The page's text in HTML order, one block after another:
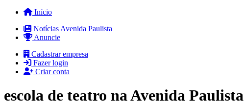
Início
Notícias Avenida Paulista
Anuncie
Cadastrar empresa
Fazer login
Criar conta
escola de teatro na Avenida Paulista